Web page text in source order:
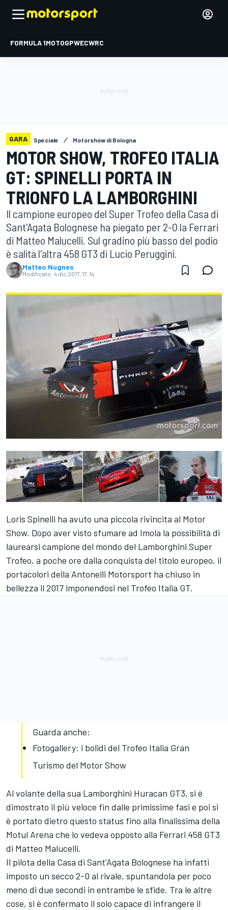
FORMULA 1MOTOGPWECWRC
GARA Speciale Motorshow di Bologna
MOTOR SHOW, TROFEO ITALIA
GT: SPINELLI PORTA IN
TRIONFO LA LAMBORGHINI
Il campione europeo del Super Trofeo della Casa di
Sant'Agata Bolognese ha piegato per 2-0 la Ferrari
di Matteo Malucelli. Sul gradino più basso del podio
è salita l'altra 458 GT3 di Lucio Peruggini.
Matteo Nugnes
Modificato: 4 dic 2017, 17:14
Loris Spinelli ha avuto una piccola rivincita al Motor
Show. Dopo aver visto sfumare ad Imola la possibilità di
laurearsi campione del mondo del Lamborghini Super
Trofeo, a poche ore dalla conquista del titolo europeo, il
portacolori della Antonelli Motorsport ha chiuso in
bellezza il 2017 imponendosi nel Trofeo Italia GT.
Guarda anche:
Fotogallery: i bolidi del Trofeo Italia Gran
Turismo del Motor Show
Al volante della sua Lamborghini Huracan GT3, si è
dimostrato il più veloce fin dalle primissime fasi e poi si
è portato dietro questo status fino alla finalissima della
Motul Arena che lo vedeva opposto alla Ferrari 458 GT3
di Matteo Malucelli.
Il pilota della Casa di Sant'Agata Bolognese ha infatti
imposto un secco 2-0 al rivale, spuntandola per poco
meno di due secondi in entrambe le sfide. Tra le altre
cose, si è confermato il solo capace di infrangere il